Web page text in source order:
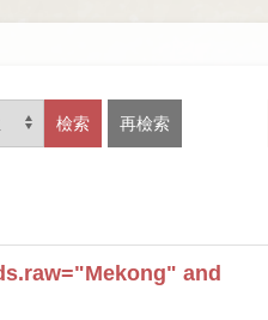
檢索 再檢索
and